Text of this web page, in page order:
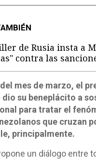
de Rusia insta a
contra las
mes de marzo, el
dio su beneplácito a
para tratar el
que cruzan
principalmente.
un diálogo entre